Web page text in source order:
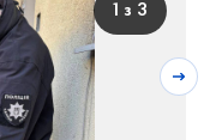
1 з 3